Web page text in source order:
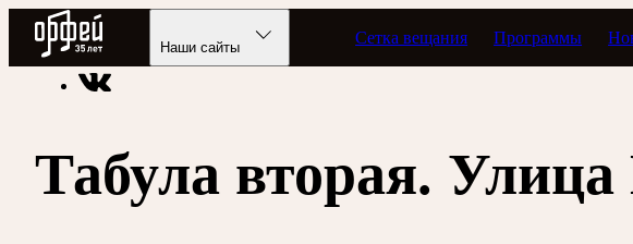
Радио Орфей
Наши сайты
Сетка вещания Программы
Радио классической музыки «Орфей» Подкасты Партитура жизни: Игорь
Табула вторая.